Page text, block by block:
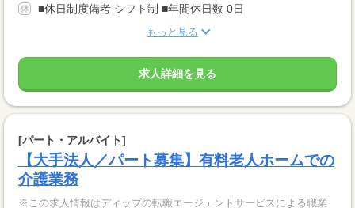
■休日制度備考 シフト制 ■年間休日数 0日
もっと見る
求人詳細を見る
[パート・アルバイト]
【大手法人／パート募集】有料老人ホームでの
介護業務
※この求人情報はディップの転職エージェントサービスによる職業